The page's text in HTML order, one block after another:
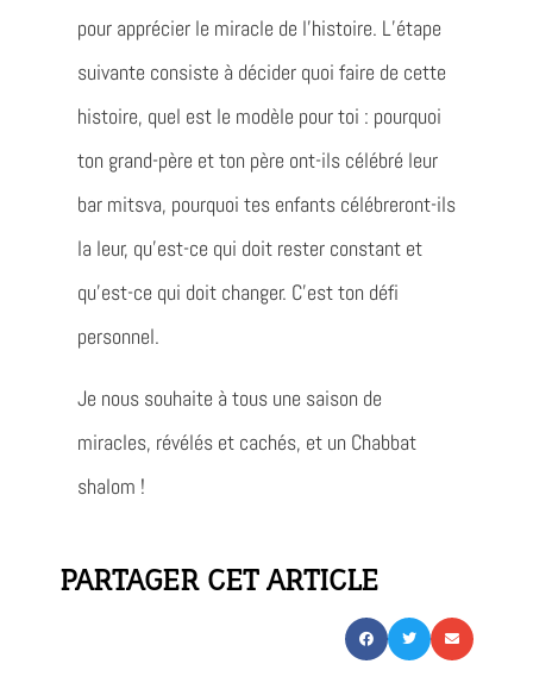
pour apprécier le miracle de l’histoire. L’étape
suivante consiste à décider quoi faire de cette
histoire, quel est le modèle pour toi : pourquoi
ton grand-père et ton père ont-ils célébré leur
bar mitsva, pourquoi tes enfants célébreront-ils
la leur, qu’est-ce qui doit rester constant et
qu’est-ce qui doit changer. C’est ton défi
personnel.
Je nous souhaite à tous une saison de
miracles, révélés et cachés, et un Chabbat
shalom !
PARTAGER CET ARTICLE